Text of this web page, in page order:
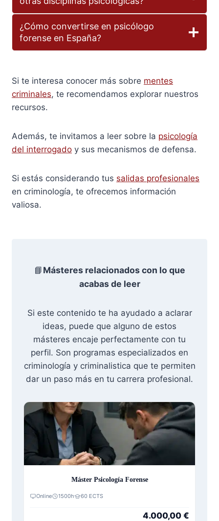
¿Cómo convertirse en psicólogo
forense en España?
Si te interesa conocer más sobre mentes
criminales, te recomendamos explorar nuestros
recursos.
Además, te invitamos a leer sobre la psicología
del interrogado y sus mecanismos de defensa.
Si estás considerando tus salidas profesionales
en criminología, te ofrecemos información
valiosa.
📘Másteres relacionados con lo que
acabas de leer
Si este contenido te ha ayudado a aclarar
ideas, puede que alguno de estos
másteres encaje perfectamente con tu
perfil. Son programas especializados en
criminología y criminalistica que te permiten
dar un paso más en tu carrera profesional.
Máster Psicología Forense
Online 1500h 60 ECTS
4.000,00 €